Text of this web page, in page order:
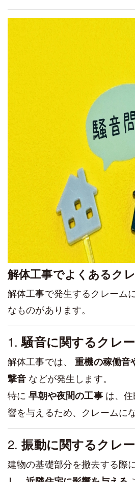
解体工事でよくあるク
解体工事で発生するクレーム
なものがあります。
1.騒音に関するクレ
解体工事では、重機の稼働音
撃音 などが発生します。
特に早朝や夜間の工事は、住
響を与えるため、クレームに
2.振動に関するクレ
建物の基礎部分を撤去する際